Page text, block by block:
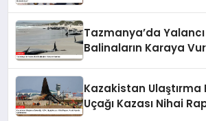
Tazmanya’da
Balinaların Karaya
Kazakistan Ulaştırma
Uçağı Kazası Nihai